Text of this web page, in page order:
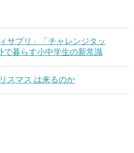
サプリ」「チャレンジタッ
で暮らす小中学生の新常識
スマス は来るのか